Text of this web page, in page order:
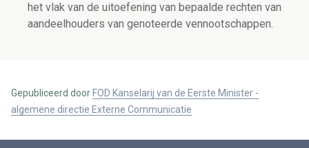
het vlak van de uitoefening van bepaalde rechten van
aandeelhouders van genoteerde vennootschappen.
Gepubliceerd door FOD Kanselarij van de Eerste Minister -
algemene directie Externe Communicatie